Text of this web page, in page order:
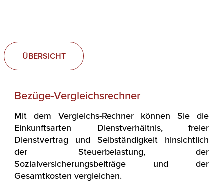
ÜBERSICHT
Bezüge-Vergleichsrechner
Mit dem Vergleichs-Rechner können Sie die
Einkunftsarten Dienstverhältnis, freier
Dienstvertrag und Selbständigkeit hinsichtlich
der Steuerbelastung, der
Sozialversicherungsbeiträge und der
Gesamtkosten vergleichen.